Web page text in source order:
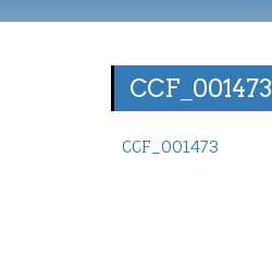
CCF_001473
CCF_001473